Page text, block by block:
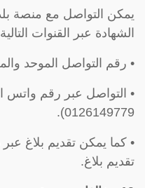
يمكن التواصل مع منصة
الشهادة عبر القنوات
• رقم التواصل الموحد والمجاني
0126149779).
• كما يمكن تقديم بلاغ
تقديم بلاغ.